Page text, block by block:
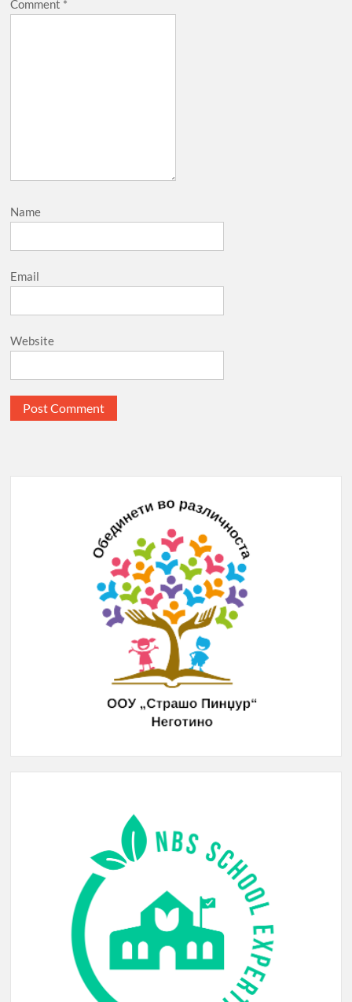
Comment *
Name
Email
Website